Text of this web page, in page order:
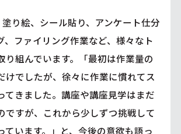
り絵、シール貼り、アンケート仕分
、ファイリング作業など、様々なト
り組んでいます。「最初は作業量の
けでしたが、徐々に作業に慣れてス
てきました。講座や講座見学はまだ
ですが、これから少しずつ挑戦して
ています。」と、今後の意欲も語っ